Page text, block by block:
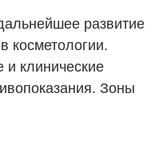
развитие
косметологии.
и клинические
Зоны